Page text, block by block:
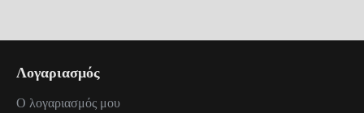
Λογαριασμός
Ο λογαριασμός μου